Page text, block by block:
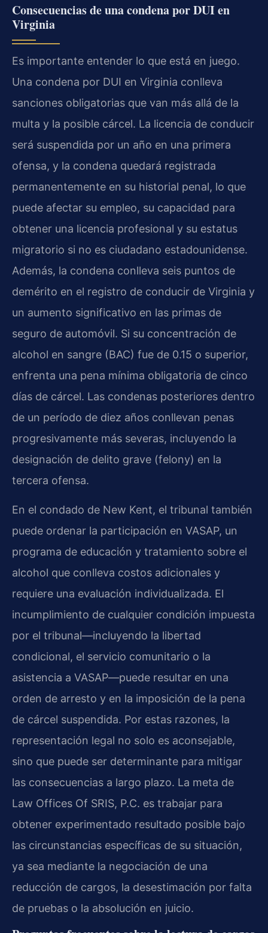
Consecuencias de una condena por DUI en
Virginia
Es importante entender lo que está en juego.
Una condena por DUI en Virginia conlleva
sanciones obligatorias que van más allá de la
multa y la posible cárcel. La licencia de conducir
será suspendida por un año en una primera
ofensa, y la condena quedará registrada
permanentemente en su historial penal, lo que
puede afectar su empleo, su capacidad para
obtener una licencia profesional y su estatus
migratorio si no es ciudadano estadounidense.
Además, la condena conlleva seis puntos de
demérito en el registro de conducir de Virginia y
un aumento significativo en las primas de
seguro de automóvil. Si su concentración de
alcohol en sangre (BAC) fue de 0.15 o superior,
enfrenta una pena mínima obligatoria de cinco
días de cárcel. Las condenas posteriores dentro
de un período de diez años conllevan penas
progresivamente más severas, incluyendo la
designación de delito grave (felony) en la
tercera ofensa.
En el condado de New Kent, el tribunal también
puede ordenar la participación en VASAP, un
programa de educación y tratamiento sobre el
alcohol que conlleva costos adicionales y
requiere una evaluación individualizada. El
incumplimiento de cualquier condición impuesta
por el tribunal—incluyendo la libertad
condicional, el servicio comunitario o la
asistencia a VASAP—puede resultar en una
orden de arresto y en la imposición de la pena
de cárcel suspendida. Por estas razones, la
representación legal no solo es aconsejable,
sino que puede ser determinante para mitigar
las consecuencias a largo plazo. La meta de
Law Offices Of SRIS, P.C. es trabajar para
obtener experimentado resultado posible bajo
las circunstancias específicas de su situación,
ya sea mediante la negociación de una
reducción de cargos, la desestimación por falta
de pruebas o la absolución en juicio.